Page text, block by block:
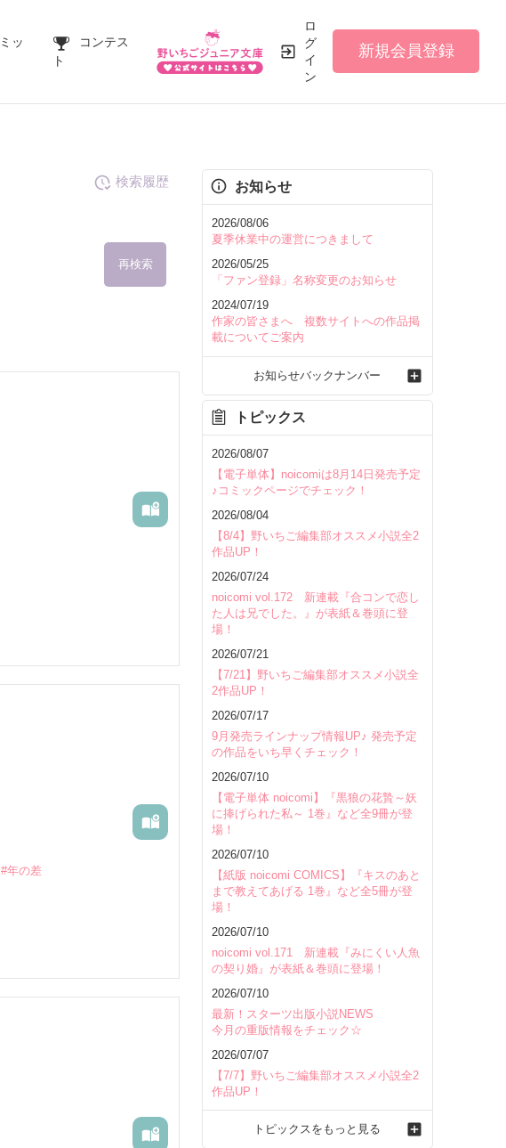
ッ
コンテス
ト
ロ
グ
イ
ン
新規会員登録
再検索
を含む
ンジ！～
ちご！会場
検索履歴
#年の差
お知らせ
2026/08/06
夏季休業中の運営につきまして
2026/05/25
「ファン登録」名称変更のお知らせ
2024/07/19
作家の皆さまへ 複数サイトへの作品掲
載についてご案内
お知らせバックナンバー
トピックス
2026/08/07
【電子単体】noicomiは8月14日発売予定
♪コミックページでチェック！
2026/08/04
【8/4】野いちご編集部オススメ小説全2
作品UP！
2026/07/24
noicomi vol.172 新連載『合コンで恋し
た人は兄でした。』が表紙＆巻頭に登
場！
2026/07/21
【7/21】野いちご編集部オススメ小説全
2作品UP！
2026/07/17
9月発売ラインナップ情報UP♪ 発売予定
の作品をいち早くチェック！
2026/07/10
【電子単体 noicomi】『黒狼の花贄～妖
に捧げられた私～ 1巻』など全9冊が登
場！
2026/07/10
【紙版 noicomi COMICS】『キスのあと
まで教えてあげる 1巻』など全5冊が登
場！
2026/07/10
noicomi vol.171 新連載『みにくい人魚
の契り婚』が表紙＆巻頭に登場！
2026/07/10
最新！スターツ出版小説NEWS
今月の重版情報をチェック☆
2026/07/07
【7/7】野いちご編集部オススメ小説全2
作品UP！
トピックスをもっと見る